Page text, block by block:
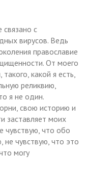
с
вирусов. Ведь
православие
От моего
какой я есть,
реликвию,
я не один.
свою историю и
заставляет моих
чувствую, что обо
не чувствую, что это
могу